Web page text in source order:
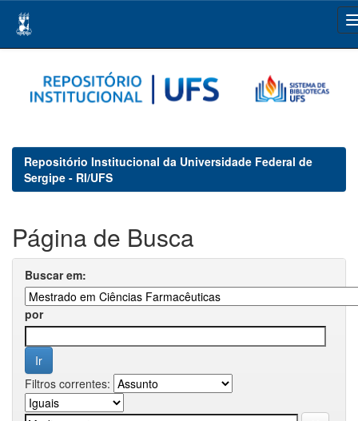
navigation
Repositório Institucional da Universidade Federal de
Sergipe - RI/UFS
Página de Busca
Buscar em:
por
Filtros correntes: